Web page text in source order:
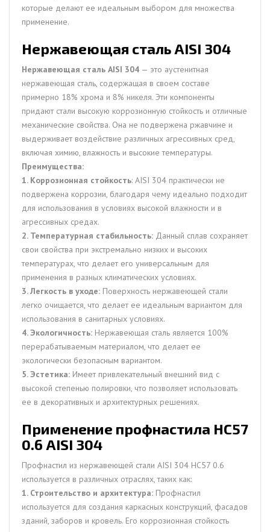
которые делают ее идеальным выбором для множества
применение.
Нержавеющая сталь AISI 304
Нержавеющая сталь AISI 304 — это аустенитная
нержавеющая сталь, содержащая в своем составе
примерно 18% хрома и 8% никеля. Эти компоненты
придают стали высокую коррозионную стойкость и отличные
механические свойства. Она не подвержена ржавчине и
выдерживает воздействие различных агрессивных сред,
включая химию, влажность и высокие температуры.
Преимущества:
1. Коррозионная стойкость: AISI 304 практически не
подвержена коррозии, благодаря чему идеально подходит
для использования в условиях высокой влажности и в
агрессивных средах.
2. Температурная стабильность: Данный сплав сохраняет
свои свойства при экстремально низких и высоких
температурах, что делает его универсальным для
применения в разных климатических условиях.
3. Легкость в уходе: Поверхность нержавеющей стали
легко очищается, что делает ее идеальным вариантом для
использования в санитарных условиях.
4. Экологичность: Нержавеющая сталь является 100%
перерабатываемым материалом, что делает ее
экологически безопасным вариантом.
5. Эстетика: Имеет привлекательный внешний вид с
высокой степенью полировки, что позволяет использовать
ее в декоративных и архитектурных решениях.
Применение профнастила НС57
0.6 AISI 304
Профнастил из нержавеющей стали AISI 304 НС57 0.6
используется в различных отраслях, таких как:
1. Строительство и архитектура: Профнастил
используется для создания каркасных конструкций, фасадов
зданий, заборов и кровель. Его коррозионная стойкость